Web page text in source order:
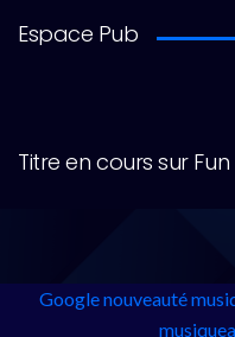
Espace Pub
Titre en cours sur
Googlenouveauté
musique